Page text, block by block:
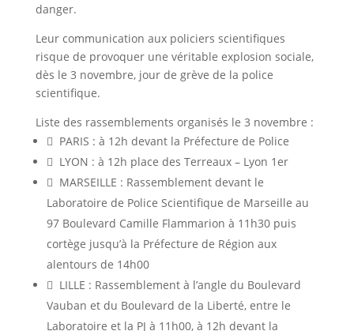
danger.
Leur communication aux policiers scientifiques
risque de provoquer une véritable explosion sociale,
dès le 3 novembre, jour de grève de la police
scientifique.
Liste des rassemblements organisés le 3 novembre :
 PARIS : à 12h devant la Préfecture de Police
 LYON : à 12h place des Terreaux – Lyon 1er
 MARSEILLE : Rassemblement devant le
Laboratoire de Police Scientifique de Marseille au
97 Boulevard Camille Flammarion à 11h30 puis
cortège jusqu’à la Préfecture de Région aux
alentours de 14h00
 LILLE : Rassemblement à l’angle du Boulevard
Vauban et du Boulevard de la Liberté, entre le
Laboratoire et la PJ à 11h00, à 12h devant la